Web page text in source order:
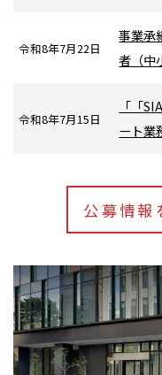
令和8年7月22日
事業承
者（中
令和8年7月15日
「「
ート業
公募情報